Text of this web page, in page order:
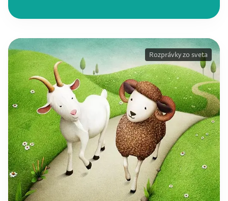
Rozprávky zo sveta